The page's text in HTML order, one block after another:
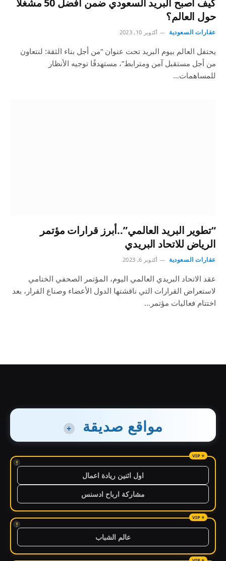
حول العالم؟
عقارات السعودية أكتوبر 10, 2023
يحتفل العالم بيوم البريد تحت عنوان “من أجل بناء الثقة: لنتعاون
من أجل مستقبل آمن ومترابط”، مستهدفًا توجيه الأنظار
للمساهمات…
“تطوير البريد العالمي”..أبرز قرارات مؤتمر
الرياض للاتحاد البريدي
عقارات السعودية أكتوبر 6, 2023
عقد الاتحاد البريدي العالمي اليوم، المؤتمر الصحفي الختامي
لاستعراض القرارات التي ناقشتها الدول الأعضاء وصناع القرار، بعد
اختتام فعاليات مؤتمر…
مواقع صديقة +
!
اول اثنين ريادة اعمال
مشاركة ارباح ادسنس
!
عالم الشباب